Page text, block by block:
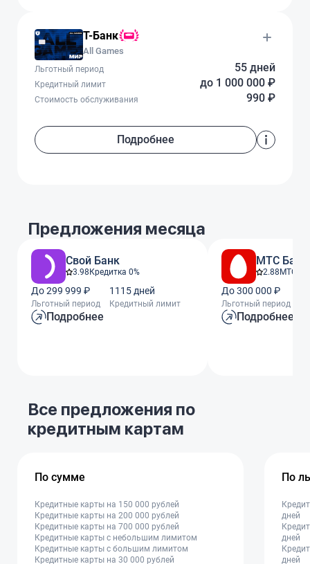
Т-Банк
All Games
55 дней
Льготный период
до 1 000 000 ₽
Кредитный лимит
990 ₽
Стоимость обслуживания
Подробнее
Предложения месяца
Свой Банк
3.98Кредитка 0%
До 299 999 ₽
Льготный период
1115 дней
Кредитный лимит
Подробнее
МТС Банк
2.88МТС
До 300 000 ₽
Льготный период
Подробнее
Все предложения по
кредитным картам
По сумме
Кредитные карты на 150 000 рублей
Кредитные карты на 200 000 рублей
Кредитные карты на 700 000 рублей
Кредитные карты с небольшим лимитом
Кредитные карты с большим лимитом
Кредитные карты на 30 000 рублей
По
дней
дней
дней